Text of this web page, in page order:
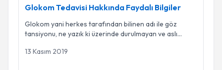
Glokom Tedavisi Hakkında Faydalı Bilgiler
Glokom yani herkes tarafından bilinen adı ile göz
tansiyonu, ne yazık ki üzerinde durulmayan ve aslı...
13 Kasım 2019